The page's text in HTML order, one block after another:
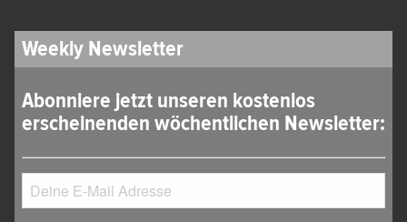
Weekly Newsletter
Abonniere jetzt unseren kostenlos
erscheinenden wöchentlichen Newsletter: